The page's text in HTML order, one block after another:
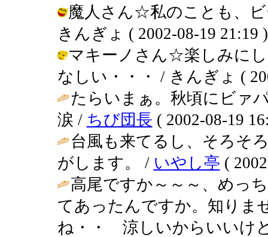
魔人さん☆私のことも、
きんぎょ ( 2002-08-19 21:19 )
マキーノさん☆楽しみに
なしい・・・ / きんぎょ (
たらいまぁ。秋頃にビァ
涙 / ちび団長 ( 2002-08-19
台風も来てるし、そろそ
がします。 / いやし亭 (
高尾ですか～～～、め
てあったんですか。知りま
ね・・ 涼しいからいいけ